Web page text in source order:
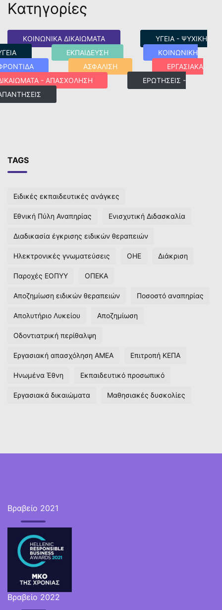
Κατηγορίες
ΚΟΙΝΩΝΙΚΑ ΔΙΚΑΙΩΜΑΤΑ
ΥΓΕΙΑ - ΨΥΧΙΚΗ
ΕΚΠΑΙΔΕΥΣΗ
ΚΟΙΝΩΝΙΚΗ
ΑΣΦΑΛΙΣΗ
ΕΡΓΑΣΙΑΚΑ
- ΑΠΑΣΧΟΛΗΣΗ
ΕΡΩΤΗΣΕΙΣ -
TAGS
Ειδικές εκπαιδευτικές ανάγκες
Εθνική Πύλη Αναπηρίας Ενισχυτική Διδασκαλία
Διαδικασία έγκρισης ειδικών θεραπειών
Ηλεκτρονικές γνωματεύσεις ΟΗΕ Διάκριση
Παροχές ΕΟΠΥΥ ΟΠΕΚΑ
Αποζημίωση ειδικών θεραπειών Ποσοστό αναπηρίας
Απολυτήριο Λυκείου Αποζημίωση
Οδοντιατρική περίθαλψη
Εργασιακή απασχόληση ΑΜΕΑ Επιτροπή ΚΕΠΑ
Ηνωμένα Έθνη Εκπαιδευτικό προσωπικό
Εργασιακά δικαιώματα Μαθησιακές δυσκολίες
Βραβείο 2021
Βραβείο 2022